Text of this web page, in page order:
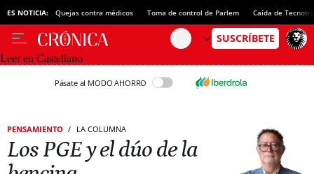
ES NOTICIA: Quejas contra médicos Toma de control de Parlem Caída de
Leer en Castellano
Pásate al MODO AHORRO
PENSAMIENTO LA COLUMNA
Los PGE y el dúo de la